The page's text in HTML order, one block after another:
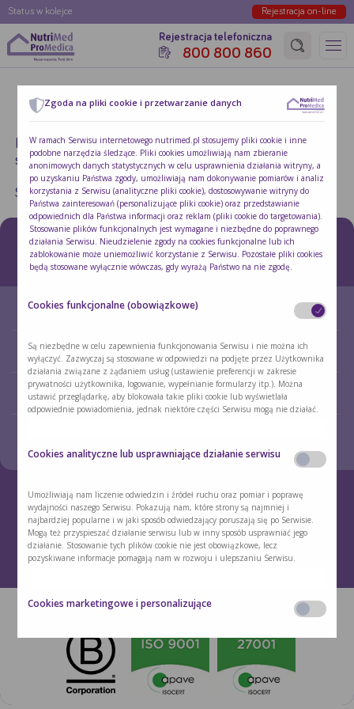
Status w kolejce Rejestracja on-line
Rejestracja telefoniczna
800 800 860
Strona główna unknown
NOTHING FOUND
It seems we can’t find what you’re looking for. Perhaps
searching can help.
Search for: Search
O NAS O ŻYWIENIU DOJELITOWYM
PACJENT W PORADNI
ŻYWIENIOWEJ
STREFA WSPARCIA
PORADNIA ŻYWIENIOWA DLA
DZIECI
DLA LEKARZY I PIELĘGNIAREK
Rejestracja skierowania 800 800 860
POLITYKA PRYWATNOŚCI POLITYKA COOKIES
ZMIEŃ USTAWIENIA COOKIES ZASTRZEŻENIA PRAWNE
Copyright © Nutrimed Promedica 2023. Wszelkie prawa zastrzeżone.
Zgoda na pliki cookie i przetwarzanie danych
W ramach Serwisu internetowego nutrimed.pl stosujemy pliki cookie i inne
podobne narzędzia śledzące. Pliki cookies umożliwiają nam zbieranie
anonimowych danych statystycznych w celu usprawnienia działania witryny, a
po uzyskaniu Państwa zgody, umożliwiają nam dokonywanie pomiarów i analiz
korzystania z Serwisu (analityczne pliki cookie), dostosowywanie witryny do
Państwa zainteresowań (personalizujące pliki cookie) oraz przedstawianie
odpowiednich dla Państwa informacji oraz reklam (pliki cookie do targetowania).
Stosowanie plików funkcjonalnych jest wymagane i niezbędne do poprawnego
działania Serwisu. Nieudzielenie zgody na cookies funkcjonalne lub ich
zablokowanie może uniemożliwić korzystanie z Serwisu. Pozostałe pliki cookies
będą stosowane wyłącznie wówczas, gdy wyrażą Państwo na nie zgodę.
W każdej chwili mogą Państwo cofnąć lub zmienić wyrażone zgody za pomocą
opcji "Zmień ustawienia cookies", które znajdą Państwo w stopce Serwisu, a
Szczegółowe informacje o stosowaniu cookies znajdują się w Polityce cookies
Informacje dotyczące przetwarzania Państwa danych osobowych znajdują się w
Polityce prywatności. Polityka cookies oraz Polityka prywatności są dodatkowo
dostępne w każdym czasie w stopce Serwisu.
Cookies funkcjonalne (obowiązkowe)
Są niezbędne w celu zapewnienia funkcjonowania Serwisu i nie można ich
wyłączyć. Zazwyczaj są stosowane w odpowiedzi na podjęte przez Użytkownika
działania związane z żądaniem usług (ustawienie preferencji w zakresie
prywatności użytkownika, logowanie, wypełnianie formularzy itp.). Można
ustawić przeglądarkę, aby blokowała takie pliki cookie lub wyświetlała
odpowiednie powiadomienia, jednak niektóre części Serwisu mogą nie działać.
Cookies analityczne lub usprawniające działanie serwisu
Umożliwiają nam liczenie odwiedzin i źródeł ruchu oraz pomiar i poprawę
wydajności naszego Serwisu. Pokazują nam, które strony są najmniej i
najbardziej popularne i w jaki sposób odwiedzający poruszają się po Serwisie.
Mogą też przyspieszać działanie serwisu lub w inny sposób usprawniać jego
działanie. Stosowanie tych plików cookie nie jest obowiązkowe, lecz
pozyskiwane informacje pomagają nam w rozwoju i ulepszaniu Serwisu.
Cookies marketingowe i personalizujące
Służą do pozyskiwania informacji o zainteresowaniach Użytkownika na
podstawie informacji dotyczących korzystania z Serwisu i personalizacji treści
wyświetlanych w Serwisie. Na podstawie posiadanych informacji możemy
stosować prosty marketing spersonalizowany lub tworzyć proste profile naszych
Użytkowników, na podstawie których dostosowujemy treści w Serwisie